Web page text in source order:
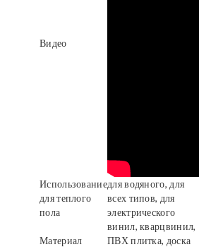
Видео
Использование
для теплого
пола
для водяного, для
всех типов, для
электрического
Материал
винил, кварцвинил,
ПВХ плитка, доска